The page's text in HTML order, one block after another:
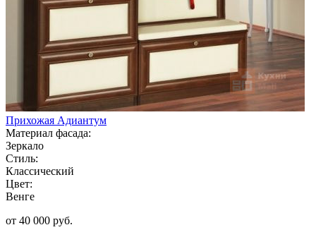
Прихожая Адиантум
Материал фасада:
Зеркало
Стиль:
Классический
Цвет:
Венге
от 40 000 руб.